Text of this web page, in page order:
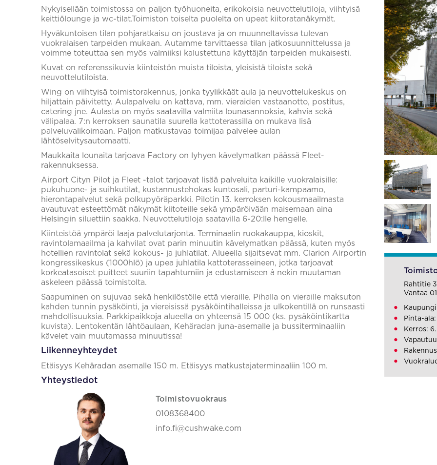
Nykyisellään toimistossa on paljon työhuoneita, erikokoisia neuvottelutiloja, viihtyisä
keittiölounge ja wc-tilat.Toimiston toiselta puolelta on upeat kiitoratanäkymät.
Hyväkuntoisen tilan pohjaratkaisu on joustava ja on muunneltavissa tulevan
vuokralaisen tarpeiden mukaan. Autamme tarvittaessa tilan jatkosuunnittelussa ja
voimme toteuttaa sen myös valmiiksi kalustettuna käyttäjän tarpeiden mukaisesti.
Kuvat on referenssikuvia kiinteistön muista tiloista, yleisistä tiloista sekä
neuvottelutiloista.
Wing on viihtyisä toimistorakennus, jonka tyylikkäät aula ja neuvottelukeskus on
hiljattain päivitetty. Aulapalvelu on kattava, mm. vieraiden vastaanotto, postitus,
catering jne. Aulasta on myös saatavilla valmiita lounasannoksia, kahvia sekä
välipalaa. 7:n kerroksen saunatila suurella kattoterassilla on mukava lisä
palveluvalikoimaan. Paljon matkustavaa toimijaa palvelee aulan
lähtöselvitysautomaatti.
Maukkaita lounaita tarjoava Factory on lyhyen kävelymatkan päässä Fleet-
rakennuksessa.
Airport Cityn Pilot ja Fleet -talot tarjoavat lisää palveluita kaikille vuokralaisille:
pukuhuone- ja suihkutilat, kustannustehokas kuntosali, parturi-kampaamo,
hierontapalvelut sekä polkupyöräparkki. Pilotin 13. kerroksen kokousmaailmasta
avautuvat esteettömät näkymät kiitoteille sekä ympäröivään maisemaan aina
Helsingin siluettiin saakka. Neuvottelutiloja saatavilla 6-20:lle hengelle.
Kiinteistöä ympäröi laaja palvelutarjonta. Terminaalin ruokakauppa, kioskit,
ravintolamaailma ja kahvilat ovat parin minuutin kävelymatkan päässä, kuten myös
hotellien ravintolat sekä kokous- ja juhlatilat. Alueella sijaitsevat mm. Clarion Airportin
kongressikeskus (1000hlö) ja upea juhlatila kattoterasseineen, jotka tarjoavat
korkeatasoiset puitteet suuriin tapahtumiin ja edustamiseen â nekin muutaman
askeleen päässä toimistolta.
Saapuminen on sujuvaa sekä henkilöstölle että vieraille. Pihalla on vieraille maksuton
kahden tunnin pysäköinti, ja viereisissä pysäköintihalleissa ja ulkokentillä on runsaasti
mahdollisuuksia. Parkkipaikkoja alueella on yhteensä 15 000 (ks. pysäköintikartta
kuvista). Lentokentän lähtöaulaan, Kehäradan juna-asemalle ja bussiterminaaliin
kävelet vain muutamassa minuutissa!
Liikenneyhteydet
Etäisyys Kehäradan asemalle 150 m. Etäisyys matkustajaterminaaliin 100 m.
Yhteystiedot
Toimistovuokraus
0108368400
info.fi@cushwake.com
Rahtitie 3
Vantaa
Pinta-
Kerros: